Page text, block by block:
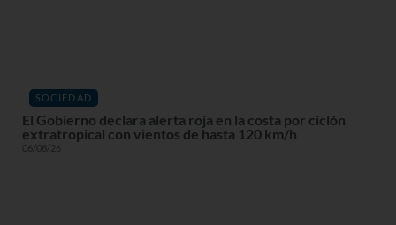
SOCIEDAD
El Gobierno declara alerta roja en la costa por ciclón
extratropical con vientos de hasta 120 km/h
06/08/26